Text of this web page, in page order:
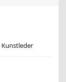
Kunstleder